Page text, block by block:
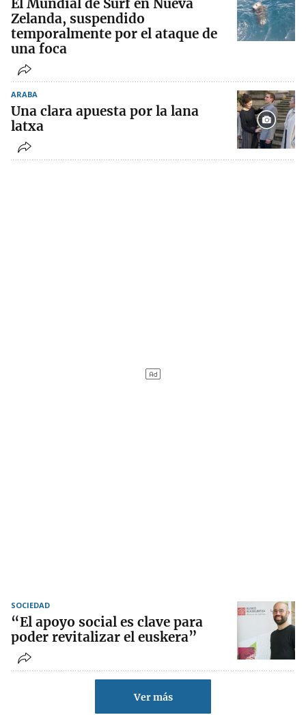
El Mundial de Surf en Nueva
Zelanda, suspendido
temporalmente por el ataque de
una foca
ARABA
Una clara apuesta por la lana
latxa
SOCIEDAD
“El apoyo social es clave para
poder revitalizar el euskera”
Ver más